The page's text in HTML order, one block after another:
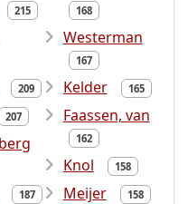
215
209
207
187
168
Westerman
167
Kelder 165
Faassen, van
162
Knol 158
Meijer 158